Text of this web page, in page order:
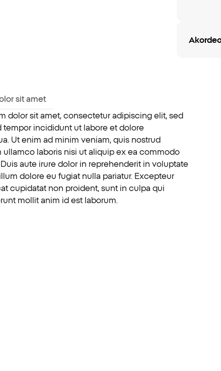
sit amet
dolor sit amet, consectetur adipiscing elit, sed
tempor incididunt ut labore et dolore
Ut enim ad minim veniam, quis nostrud
ullamco laboris nisi ut aliquip ex ea commodo
aute irure dolor in reprehenderit in voluptate
dolore eu fugiat nulla pariatur. Excepteur
cupidatat non proident, sunt in culpa qui
mollit anim id est laborum.